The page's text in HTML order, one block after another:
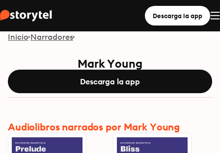
Descarga la app
Inicio Narradores
Mark Young
Descarga la app
Audiolibros narrados por Mark Young